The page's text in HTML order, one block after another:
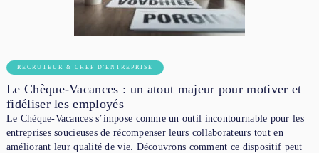
RECRUTEUR & CHEF D'ENTREPRISE
Le Chèque-Vacances : un atout majeur pour motiver et
fidéliser les employés
Le Chèque-Vacances s’impose comme un outil incontournable pour les
entreprises soucieuses de récompenser leurs collaborateurs tout en
améliorant leur qualité de vie. Découvrons comment ce dispositif peut